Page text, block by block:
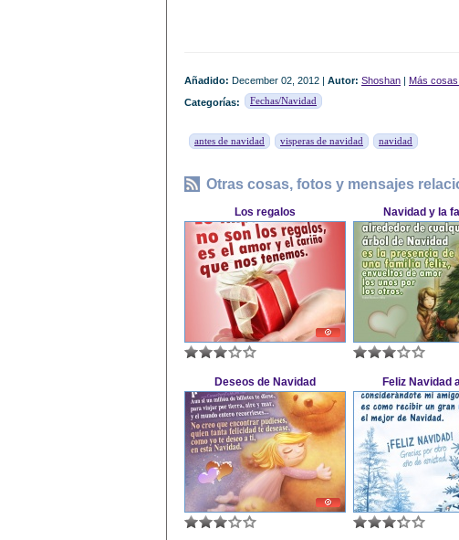
Añadido: December 02, 2012 | Autor: Shoshan | Más
Categorías:
Fechas/Navidad
antes de navidad
visperas de navidad navidad
Otras cosas, fotos y mensajes
Los regalos Navidad y la
Deseos de Navidad Feliz Navidad